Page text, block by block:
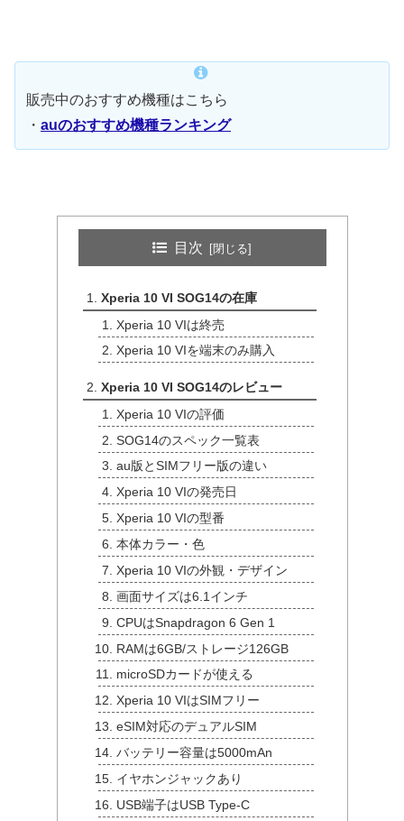
販売中のおすすめ機種はこちら
・ auのおすすめ機種ランキング
目次
Xperia 10 VI SOG14の在庫
Xperia 10 VIは終売
Xperia 10 VIを端末のみ購入
Xperia 10 VI SOG14のレビュー
Xperia 10 VIの評価
SOG14のスペック一覧表
au版とSIMフリー版の違い
Xperia 10 VIの発売日
Xperia 10 VIの型番
本体カラー・色
Xperia 10 VIの外観・デザイン
画面サイズは6.1インチ
CPUはSnapdragon 6 Gen 1
RAMは6GB/ストレージ126GB
microSDカードが使える
Xperia 10 VIはSIMフリー
eSIM対応のデュアルSIM
バッテリー容量は5000mAn
イヤホンジャックあり
USB端子はUSB Type-C